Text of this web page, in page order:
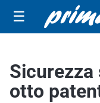
☰
otto